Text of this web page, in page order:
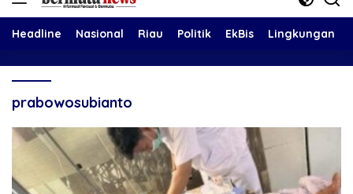
Headline Nasional Riau Politik EkBis Lingkungan
prabowosubianto